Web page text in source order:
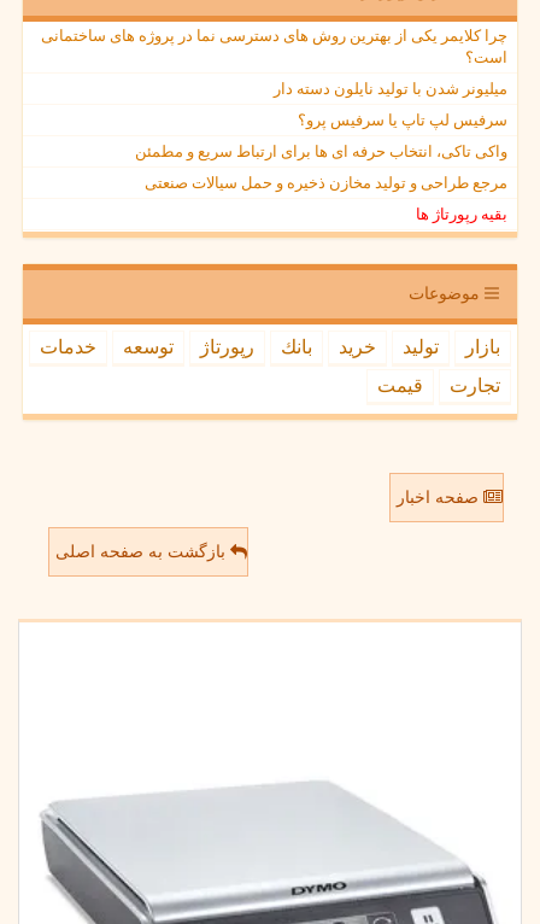
چرا کلایمر یکی از بهترین روش های دسترسی نما در پروژه های ساختمانی
است؟
میلیونر شدن با تولید نایلون دسته دار
سرفیس لپ تاپ یا سرفیس پرو؟
واکی تاکی، انتخاب حرفه ای ها برای ارتباط سریع و مطمئن
مرجع طراحی و تولید مخازن ذخیره و حمل سیالات صنعتی
بقیه رپورتاژ ها
موضوعات
بازار تولید خرید بانك رپورتاژ توسعه
خدمات
تجارت
قیمت
صفحه اخبار
بازگشت به صفحه اصلی